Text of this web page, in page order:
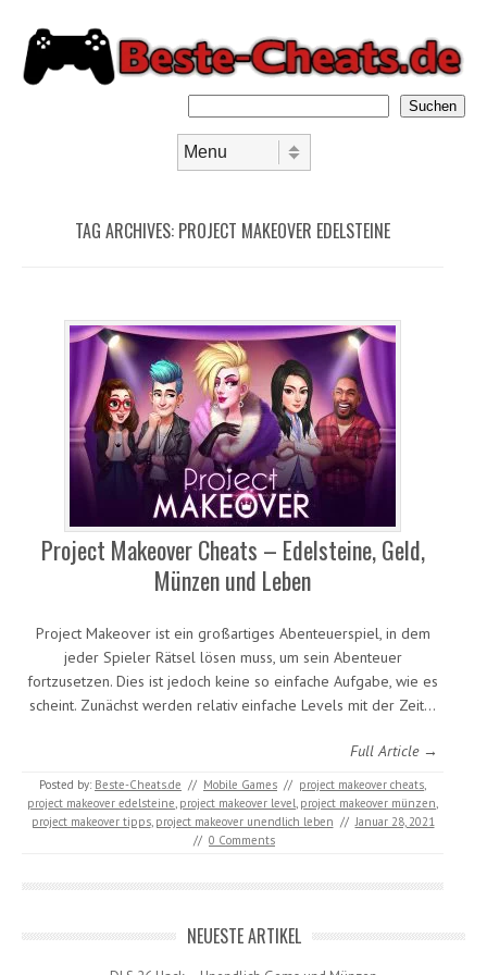
Suchen
TAG ARCHIVES: PROJECT MAKEOVER EDELSTEINE
Project Makeover Cheats – Edelsteine, Geld,
Münzen und Leben
Project Makeover ist ein großartiges Abenteuerspiel, in dem
jeder Spieler Rätsel lösen muss, um sein Abenteuer
fortzusetzen. Dies ist jedoch keine so einfache Aufgabe, wie es
scheint. Zunächst werden relativ einfache Levels mit der Zeit…
Full Article →
Posted by: Beste-Cheats.de // Mobile Games // project makeover cheats
project makeover edelsteine project makeover level project makeover münzen
project makeover tipps, project makeover unendlich leben // Januar 28, 2021
// 0 Comments
NEUESTE ARTIKEL